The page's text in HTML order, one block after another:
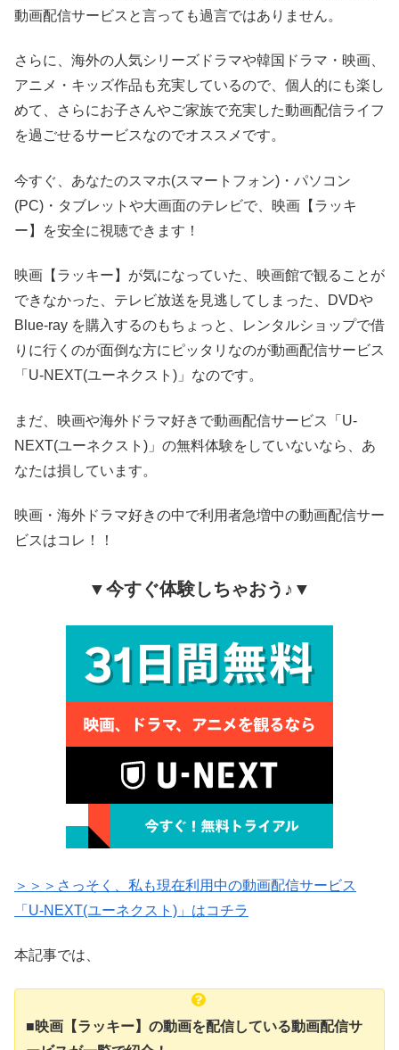
動画配信サービスと言っても過言ではありません。
さらに、海外の人気シリーズドラマや韓国ドラマ・映画、
アニメ・キッズ作品も充実しているので、個人的にも楽し
めて、さらにお子さんやご家族で充実した動画配信ライフ
を過ごせるサービスなのでオススメです。
今すぐ、あなたのスマホ(スマートフォン)・パソコン
(PC)・タブレットや大画面のテレビで、映画【ラッキ
ー】を安全に視聴できます！
映画【ラッキー】が気になっていた、映画館で観ることが
できなかった、テレビ放送を見逃してしまった、DVDや
Blue-ray を購入するのもちょっと、レンタルショップで借
りに行くのが面倒な方にピッタリなのが動画配信サービス
「U-NEXT(ユーネクスト)」なのです。
まだ、映画や海外ドラマ好きで動画配信サービス「U-
NEXT(ユーネクスト)」の無料体験をしていないなら、あ
なたは損しています。
映画・海外ドラマ好きの中で利用者急増中の動画配信サー
ビスはコレ！！
▼今すぐ体験しちゃおう♪▼
＞＞＞さっそく、私も現在利用中の動画配信サービス
「U-NEXT(ユーネクスト)」はコチラ
本記事では、
■映画【ラッキー】の動画を配信している動画配信サ